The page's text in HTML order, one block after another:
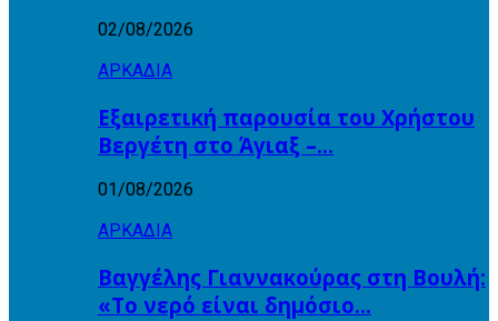
02/08/2026
ΑΡΚΑΔΙΑ
Εξαιρετική παρουσία του Χρήστου
Βεργέτη στο Άγιαξ –…
01/08/2026
ΑΡΚΑΔΙΑ
Βαγγέλης Γιαννακούρας στη Βουλή:
«Το νερό είναι δημόσιο…